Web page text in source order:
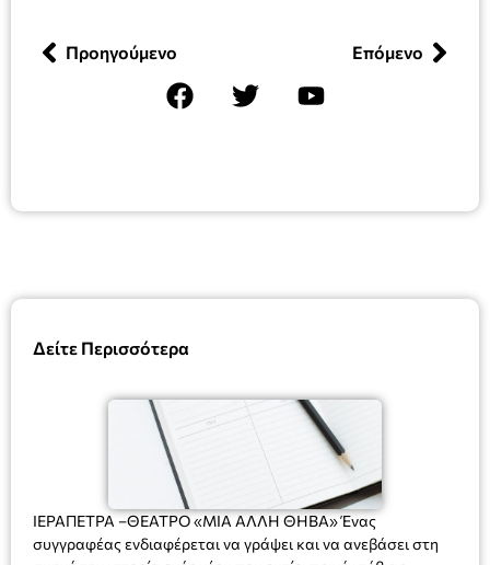
Δείτε Περισσότερα
ΙΕΡΑΠΕΤΡΑ –ΘΕΑΤΡΟ «ΜΙΑ ΑΛΛΗ ΘΗΒΑ» Ένας
συγγραφέας ενδιαφέρεται να γράψει και να ανεβάσει στη
Προηγούμενο Επόμενο